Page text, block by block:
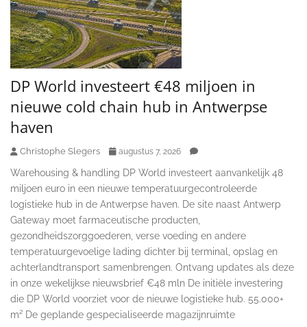
DP World investeert €48 miljoen in
nieuwe cold chain hub in Antwerpse
haven
Christophe Slegers augustus 7, 2026
Warehousing & handling DP World investeert aanvankelijk 48
miljoen euro in een nieuwe temperatuurgecontroleerde
logistieke hub in de Antwerpse haven. De site naast Antwerp
Gateway moet farmaceutische producten,
gezondheidszorggoederen, verse voeding en andere
temperatuurgevoelige lading dichter bij terminal, opslag en
achterlandtransport samenbrengen. Ontvang updates als deze
in onze wekelijkse nieuwsbrief €48 mln De initiële investering
die DP World voorziet voor de nieuwe logistieke hub. 55.000+
m² De geplande gespecialiseerde magazijnruimte